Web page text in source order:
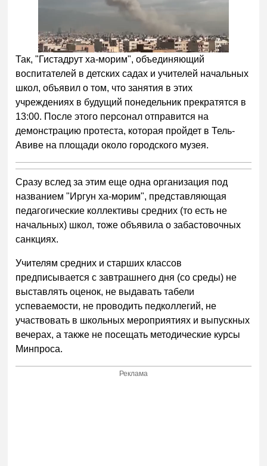
Так, "Гистадрут ха-морим", объединяющий
воспитателей в детских садах и учителей начальных
школ, объявил о том, что занятия в этих
учреждениях в будущий понедельник прекратятся в
13:00. После этого персонал отправится на
демонстрацию протеста, которая пройдет в Тель-
Авиве на площади около городского музея.
Сразу вслед за этим еще одна организация под
названием "Иргун ха-морим", представляющая
педагогические коллективы средних (то есть не
начальных) школ, тоже объявила о забастовочных
санкциях.
Учителям средних и старших классов
предписывается с завтрашнего дня (со среды) не
выставлять оценок, не выдавать табели
успеваемости, не проводить педколлегий, не
участвовать в школьных мероприятиях и выпускных
вечерах, а также не посещать методические курсы
Минпроса.
Реклама